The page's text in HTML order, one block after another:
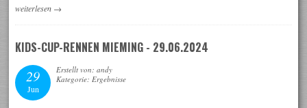
weiterlesen →
KIDS-CUP-RENNEN MIEMING - 29.06.2024
29
Jun
Erstellt von: andy
Kategorie: Ergebnisse